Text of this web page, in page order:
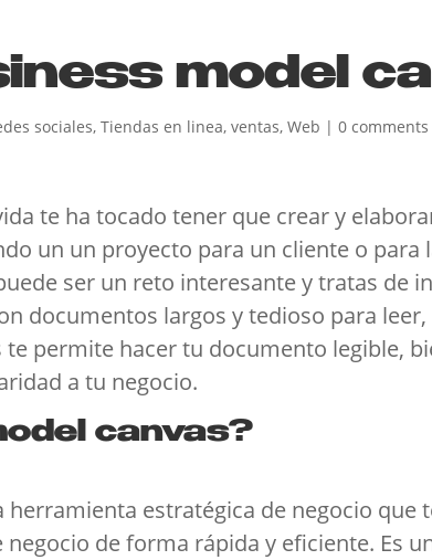
model
sociales,Tiendas en linea,ventas,Web |0 comments
te ha tocado tener que crear y
un un proyecto para un cliente o para
ser un reto interesante y tratas de
documentos largos y tedioso para
permite hacer tu documento legible,
a tu negocio.
canvas?
herramienta estratégica de negocio
de forma rápida y eficiente. Es